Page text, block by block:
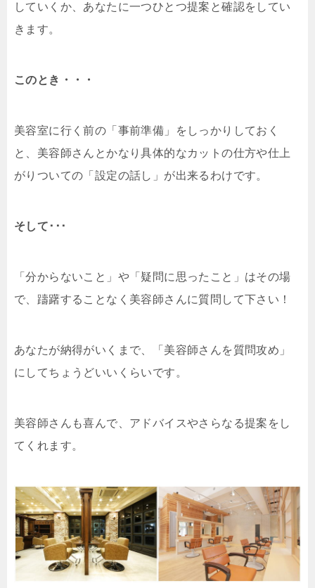
していくか、あなたに一つひとつ提案と確認をしてい
きます。
このとき・・・
美容室に行く前の「事前準備」をしっかりしておく
と、美容師さんとかなり具体的なカットの仕方や仕上
がりついての「設定の話し」が出来るわけです。
そして･･･
「分からないこと」や「疑問に思ったこと」はその場
で、躊躇することなく美容師さんに質問して下さい！
あなたが納得がいくまで、「美容師さんを質問攻め」
にしてちょうどいいくらいです。
美容師さんも喜んで、アドバイスやさらなる提案をし
てくれます。